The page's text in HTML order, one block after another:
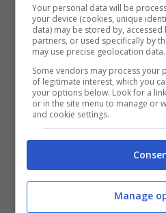
Da segnalare la quinta
capitanato daSoren
Tardanico e gli ex
Pavel Nedved. Tra gli
si potevano notare gli
Chiesa, Piero Gros e
Valerio Staffelli (decimo).
E da domani si inizierà il
Your personal data will be
your device (cookies, unique
data) may be stored by,
partners, or used specifically by
may use precise geolocation data.
Some vendors may process your
of legitimate interest, which you
your options below. Look for a
or in the site menu to manage or
and cookie settings.
Manage